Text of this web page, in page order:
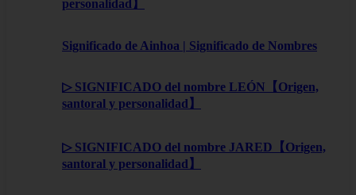
personalidad】
Significado de Ainhoa | Significado de Nombres
▷ SIGNIFICADO del nombre LEÓN【Origen,
santoral y personalidad】
▷ SIGNIFICADO del nombre JARED【Origen,
santoral y personalidad】